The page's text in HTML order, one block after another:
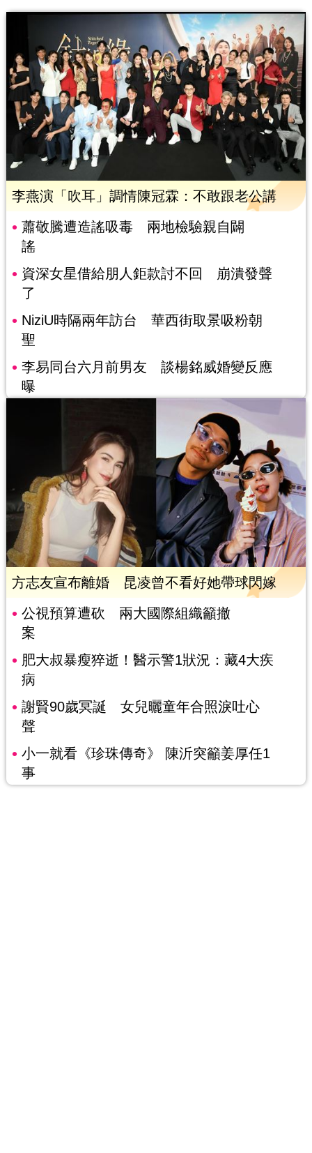
李燕演「吹耳」調情陳冠霖：不敢跟老公講
蕭敬騰遭造謠吸毒 兩地檢驗親自闢
謠
資深女星借給朋人鉅款討不回 崩潰發聲
了
NiziU時隔兩年訪台 華西街取景吸粉朝
聖
李易同台六月前男友 談楊銘威婚變反應
曝
方志友宣布離婚 昆凌曾不看好她帶球閃嫁
公視預算遭砍 兩大國際組織籲撤
案
肥大叔暴瘦猝逝！醫示警1狀況：藏4大疾
病
謝賢90歲冥誕 女兒曬童年合照淚吐心
聲
小一就看《珍珠傳奇》 陳沂突籲姜厚任1
事